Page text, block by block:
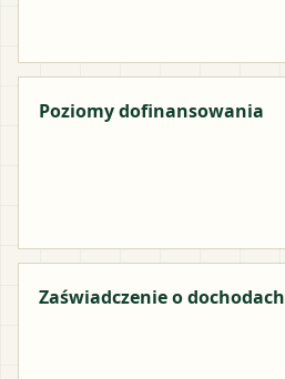
Poziomy dofinansowania
Zaświadczenie o dochodach